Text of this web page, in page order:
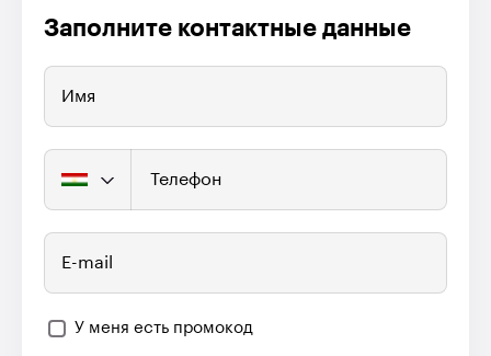
Заполните контактные данные
Имя
Телефон
E-mail
У меня есть промокод